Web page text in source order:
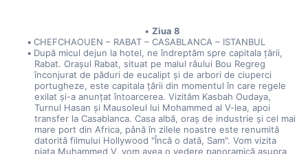
Ziua 8
CHEFCHAOUEN – RABAT – CASABLANCA – ISTANBUL
După micul dejun la hotel, ne îndreptăm spre capitala țării,
Rabat. Orașul Rabat, situat pe malul râului Bou Regreg
înconjurat de păduri de eucalipt și de arbori de ciuperci
portugheze, este capitala țării din momentul în care regele
exilat și-a anunțat întoarcerea. Vizităm Kasbah Oudaya,
Turnul Hasan și Mausoleul lui Mohammed al V-lea, apoi
transfer la Casablanca. Casa albă, oraș de industrie și cel mai
mare port din Africa, până în zilele noastre este renumită
datorită filmului Hollywood "Încă o dată, Sam". Vom vizita
piața Muhammed V, vom avea o vedere panoramică asupra